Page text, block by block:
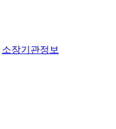
소장기관정보